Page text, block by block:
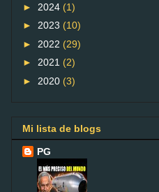
► 2024 (1)
► 2023 (10)
► 2022 (29)
► 2021 (2)
► 2020 (3)
Mi lista de blogs
PG